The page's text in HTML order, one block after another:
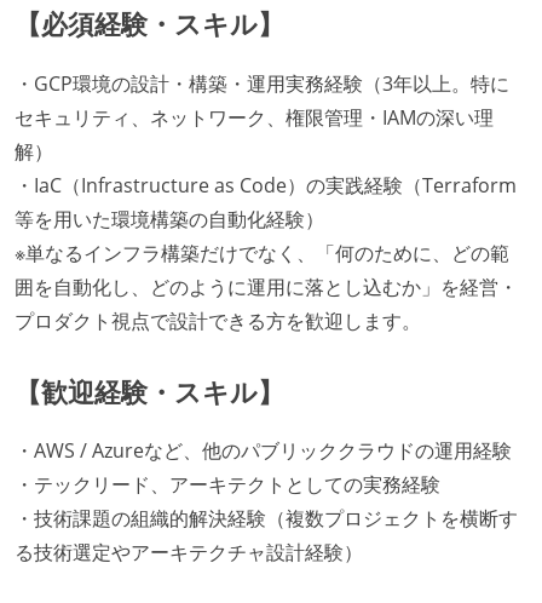
【必須経験・スキル】
・GCP環境の設計・構築・運用実務経験（3年以上。特に
セキュリティ、ネットワーク、権限管理・IAMの深い理
解）
・IaC（Infrastructure as Code）の実践経験（Terraform
等を用いた環境構築の自動化経験）
※単なるインフラ構築だけでなく、「何のために、どの範
囲を自動化し、どのように運用に落とし込むか」を経営・
プロダクト視点で設計できる方を歓迎します。
【歓迎経験・スキル】
・AWS / Azureなど、他のパブリッククラウドの運用経験
・テックリード、アーキテクトとしての実務経験
・技術課題の組織的解決経験（複数プロジェクトを横断す
る技術選定やアーキテクチャ設計経験）